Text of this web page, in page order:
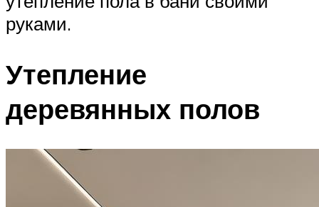
руками.
Утепление
деревянных полов